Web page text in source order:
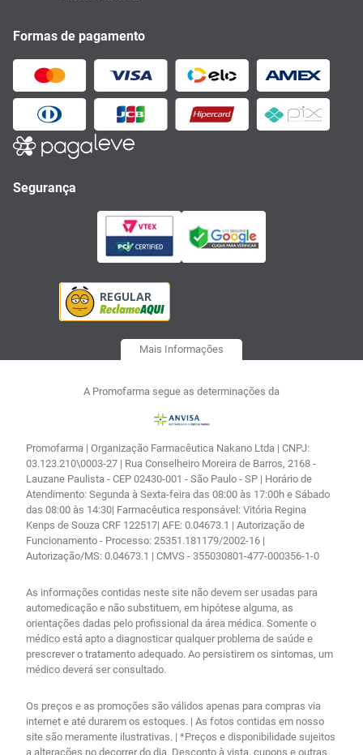
Formas de pagamento
Segurança
Mais Informações
A Promofarma segue as determinações da
Promofarma | Organização Farmacêutica Nakano Ltda | CNPJ:
03.123.210\0003-27 | Rua Conselheiro Moreira de Barros, 2168 -
Lauzane Paulista - CEP 02430-001 - São Paulo - SP | Horário de
Atendimento: Segunda à Sexta-feira das 08:00 às 17:00h e Sábado
das 08:00 às 14:30| Farmacêutica responsável: Vitória Regina
Kenps de Souza CRF 122517| AFE: 0.04673.1 | Autorização de
Funcionamento - Processo: 25351.181179/2002-16 |
Autorização/MS: 0.04673.1 | CMVS - 355030801-477-000356-1-0
As informações contidas neste site não devem ser usadas para
automedicação e não substituem, em hipótese alguma, as
orientações dadas pelo profissional da área médica. Somente o
médico está apto a diagnosticar qualquer problema de saúde e
prescrever o tratamento adequado. Ao persistirem os sintomas, um
médico deverá ser consultado.
Os preços e as promoções são válidos apenas para compras via
internet e até durarem os estoques. | As fotos contidas em nosso
site são meramente ilustrativas. | *Preços e disponibilidade sujeitos
a alterações no decorrer do dia. Desconto à vista, cupons e outras